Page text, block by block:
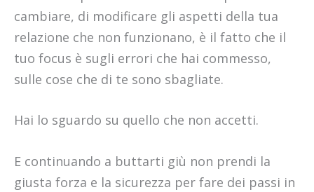
cambiare, di modificare gli aspetti della tua
relazione che non funzionano, è il fatto che il
tuo focus è sugli errori che hai commesso,
sulle cose che di te sono sbagliate.
Hai lo sguardo su quello che non accetti.
E continuando a buttarti giù non prendi la
giusta forza e la sicurezza per fare dei passi in